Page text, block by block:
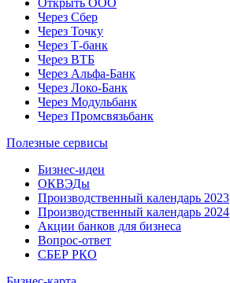
Через Сбер
Через Точку
Через Т-банк
Через ВТБ
Через Альфа-Банк
Через Локо-Банк
Через Модульбанк
Через Промсвязьбанк
Полезные сервисы
Бизнес-идеи
ОКВЭДы
Производственный календарь 2023
Производственный календарь 2024
Акции банков для бизнеса
Вопрос-ответ
СБЕР РКО